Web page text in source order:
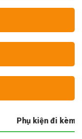
Phụ kiện đi kèm